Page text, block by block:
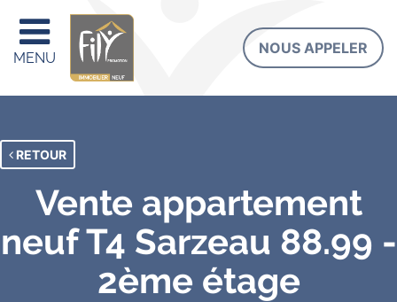
MENU
NOUS APPELER
RETOUR
Vente appartement
neuf T4 Sarzeau 88.99 -
2ème étage